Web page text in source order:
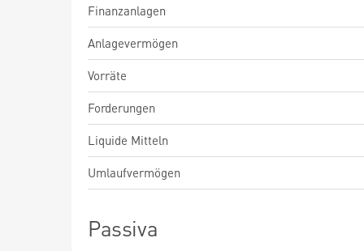
Finanzanlagen
Anlagevermögen
Vorräte
Forderungen
Liquide Mitteln
Umlaufvermögen
Passiva